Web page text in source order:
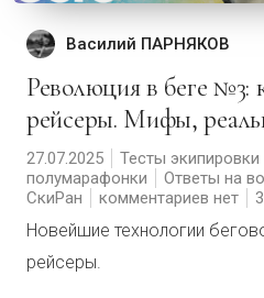
Василий ПАРНЯКОВ
Революция в беге №3: карбоновые
рейсеры. Мифы,
27.07.2025 Тесты экипировки
полумарафонки
Ответы на
СкиРан
комментариев нет
Новейшие технологии
рейсеры.